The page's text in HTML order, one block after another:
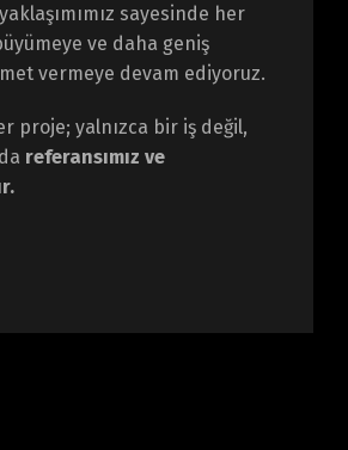
sayesinde her
ve daha geniş
vermeye devam ediyoruz.
proje; yalnızca bir iş değil,
referansımız ve